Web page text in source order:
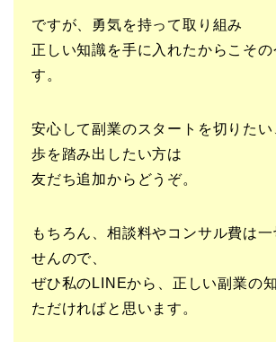
ですが、勇気を持って取り組み
正しい知識を手に入れたからこその
す。
安心して副業のスタートを切りた
歩を踏み出したい方は
友だち追加からどうぞ。
もちろん、相談料やコンサル費は一
せんので、
ぜひ私のLINEから、正しい副業の
ただければと思います。